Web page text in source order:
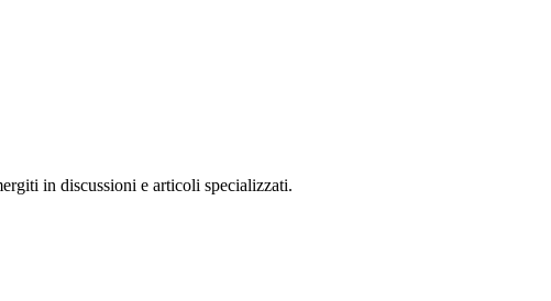
in discussioni e articoli specializzati.